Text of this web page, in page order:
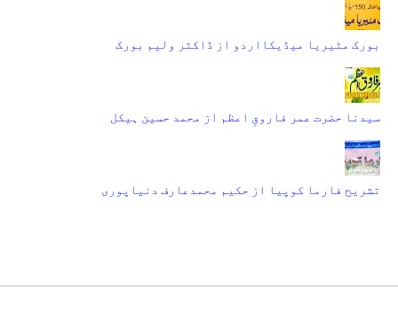
بورک مٹیریا میڈیکااردو از ڈاکٹر ولیم بورک
سیدنا حضرت عمر فاروقِ اعظم از محمد حسین ہیکل
تشریح فارما کوپیا از حکیم محمدعارف دنیاپوری